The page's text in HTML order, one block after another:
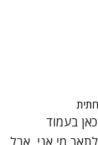
בעמוד